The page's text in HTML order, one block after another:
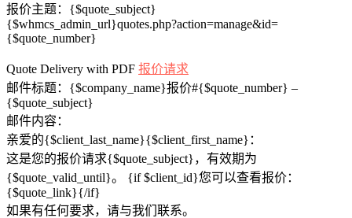
报价主题：{$quote_subject}
{$whmcs_admin_url}quotes.php?action=manage&id=
{$quote_number}
Quote Delivery with PDF 报价请求
邮件标题：{​​$company_name}报价#{$quote_number} –
{$quote_subject}
邮件内容：
亲爱的{$client_last_name}{$client_first_name}：
这是您的报价请求{$quote_subject}，有效期为
{$quote_valid_until}。 {if $client_id}您可以查看报价：
{$quote_link}{/if}
如果有任何要求，请与我们联系。